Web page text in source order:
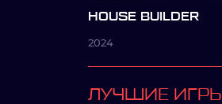
HOUSE BUILDER
2024
ЛУЧШИЕ ИГРЫ